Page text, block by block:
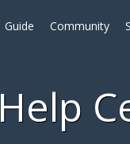
Guide Community
Help